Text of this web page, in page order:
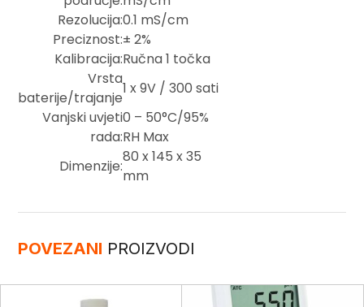
Rezolucija:0.1 mS/cm
Preciznost:± 2%
Kalibracija:Ručna 1 točka
Vrsta
baterije/trajanje
1 x 9V / 300 sati
Vanjski uvjeti
rada:
0 – 50°C/95%
RH Max
Dimenzije:
80 x 145 x 35
mm
POVEZANI PROIZVODI